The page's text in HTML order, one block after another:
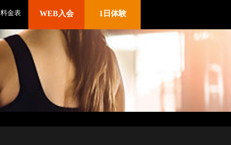
料金表 WEB入会 1日体験